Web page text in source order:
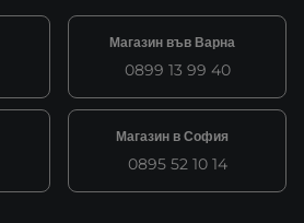
Магазин във Варна
0899 13 99 40
Магазин в София
0895 52 10 14